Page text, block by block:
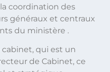
coordination des
généraux et centraux
du ministère .
qui est un
de Cabinet, ce